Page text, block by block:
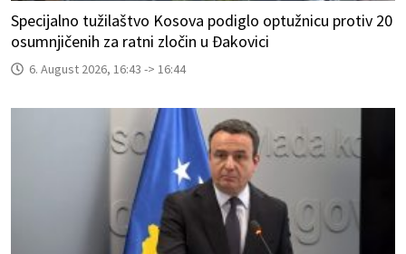
Specijalno tužilaštvo Kosova podiglo optužnicu protiv 20
osumnjičenih za ratni zločin u Đakovici
6. August 2026, 16:43 -> 16:44